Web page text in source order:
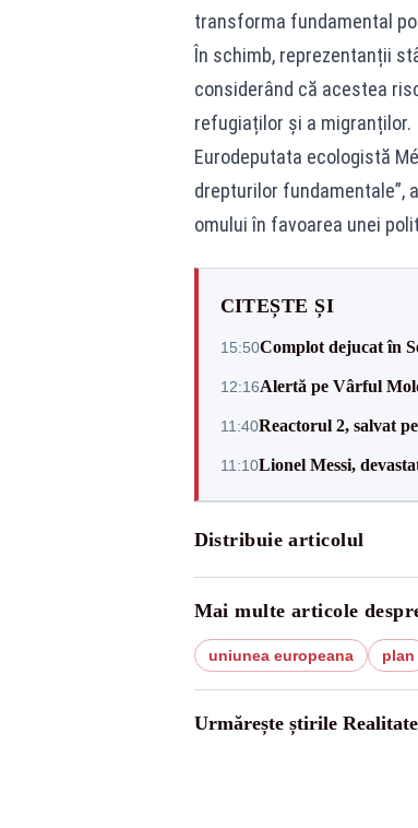
transforma fundamental
În schimb, reprezentanții
considerând că acestea
refugiaților și a migranților.
Eurodeputata ecologistă
drepturilor fundamentale”,
omului în favoarea unei
CITEȘTE ȘI
15:50Complot dejucat în
12:16Alertă pe Vârful
11:40Reactorul 2, salvat
11:10Lionel Messi,
Distribuie articolul
Mai multe articole
uniunea europeana plan
Urmărește știrile